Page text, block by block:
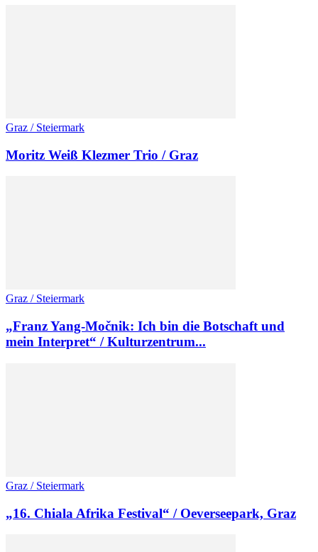
Graz / Steiermark
Moritz Weiß Klezmer Trio / Graz
Graz / Steiermark
„Franz Yang-Močnik: Ich bin die Botschaft und
mein Interpret“ / Kulturzentrum...
Graz / Steiermark
„16. Chiala Afrika Festival“ / Oeverseepark, Graz